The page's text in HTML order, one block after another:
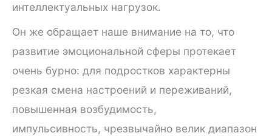
интеллектуальных нагрузок.
Он же обращает наше внимание на то, что
развитие эмоциональной сферы протекает
очень бурно: для подростков характерны
резкая смена настроений и переживаний,
повышенная возбудимость,
импульсивность, чрезвычайно велик диапазон